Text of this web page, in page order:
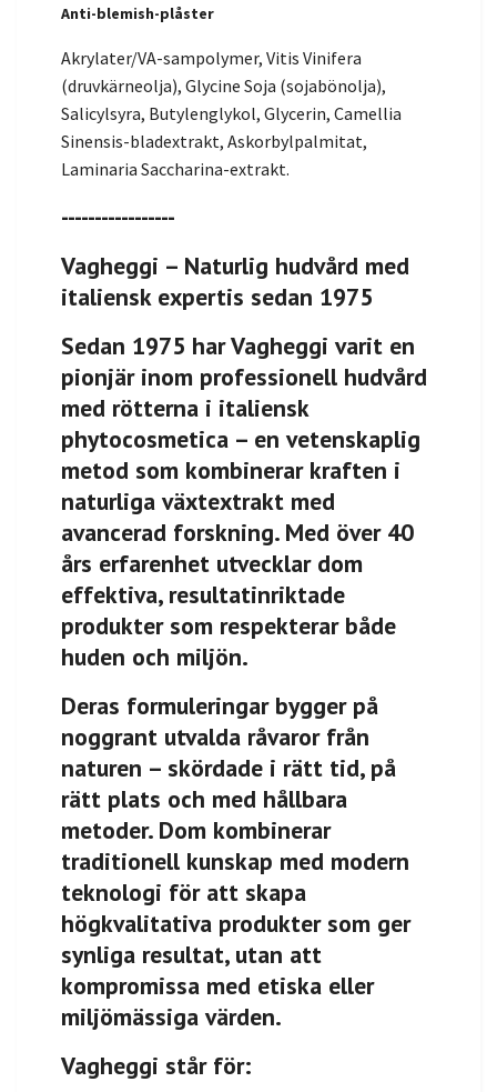
Anti-blemish-plåster
Akrylater/VA-sampolymer, Vitis Vinifera
(druvkärneolja), Glycine Soja (sojabönolja),
Salicylsyra, Butylenglykol, Glycerin, Camellia
Sinensis-bladextrakt, Askorbylpalmitat,
Laminaria Saccharina-extrakt.
-----------------
Vagheggi – Naturlig hudvård med
italiensk expertis sedan 1975
Sedan 1975 har Vagheggi varit en
pionjär inom professionell hudvård
med rötterna i italiensk
phytocosmetica – en vetenskaplig
metod som kombinerar kraften i
naturliga växtextrakt med
avancerad forskning. Med över 40
års erfarenhet utvecklar dom
effektiva, resultatinriktade
produkter som respekterar både
huden och miljön.
Deras formuleringar bygger på
noggrant utvalda råvaror från
naturen – skördade i rätt tid, på
rätt plats och med hållbara
metoder. Dom kombinerar
traditionell kunskap med modern
teknologi för att skapa
högkvalitativa produkter som ger
synliga resultat, utan att
kompromissa med etiska eller
miljömässiga värden.
Vagheggi står för: